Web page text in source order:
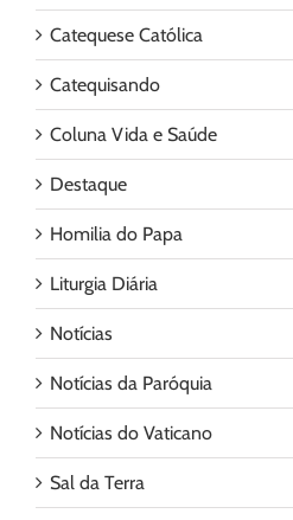
Catequese Católica
Catequisando
Coluna Vida e Saúde
Destaque
Homilia do Papa
Liturgia Diária
Notícias
Notícias da Paróquia
Notícias do Vaticano
Sal da Terra